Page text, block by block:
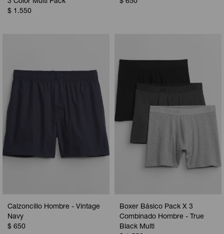
3 Color Multi Pack
$ 1.550
$ 650
Calzoncillo Hombre - Vintage
Navy
$ 650
Boxer Básico Pack X 3
Combinado Hombre - True
Black Multi